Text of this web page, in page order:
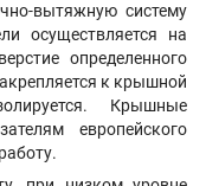
вытяжную систему
осуществляется на
определенного
к крышной
Крышные
европейского